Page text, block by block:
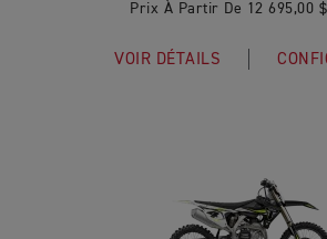
Prix À Partir De 12 695,00 $
VOIR DÉTAILS